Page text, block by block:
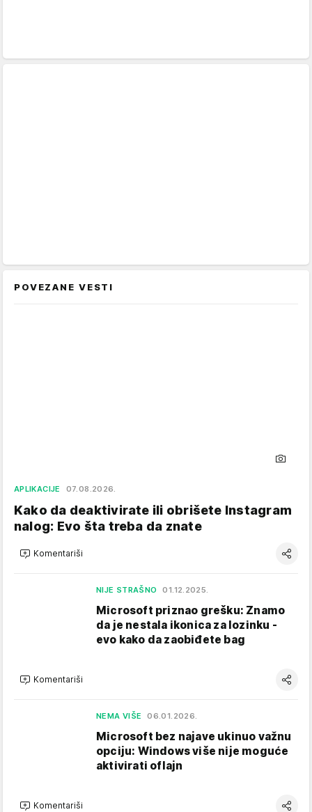
POVEZANE VESTI
APLIKACIJE 07.08.2026.
Kako da deaktivirate ili obrišete Instagram
nalog: Evo šta treba da znate
Komentariši
NIJE STRAŠNO 01.12.2025.
Microsoft priznao grešku: Znamo
da je nestala ikonica za lozinku -
evo kako da zaobiđete bag
Komentariši
NEMA VIŠE 06.01.2026.
Microsoft bez najave ukinuo važnu
opciju: Windows više nije moguće
aktivirati oflajn
Komentariši